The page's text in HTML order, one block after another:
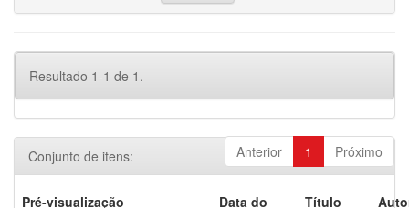
Resultado 1-1 de 1.
Anterior 1 Próximo
Conjunto de itens:
Pré-visualização
Data do
Título